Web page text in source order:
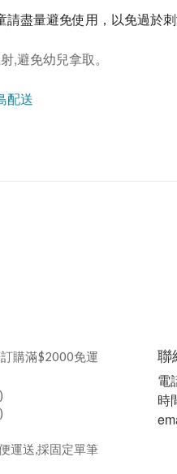
盡量避免使用，以免過於刺
,避免幼兒拿取。
配送
購滿$2000免運
運送,採固定單筆
聯
電
時